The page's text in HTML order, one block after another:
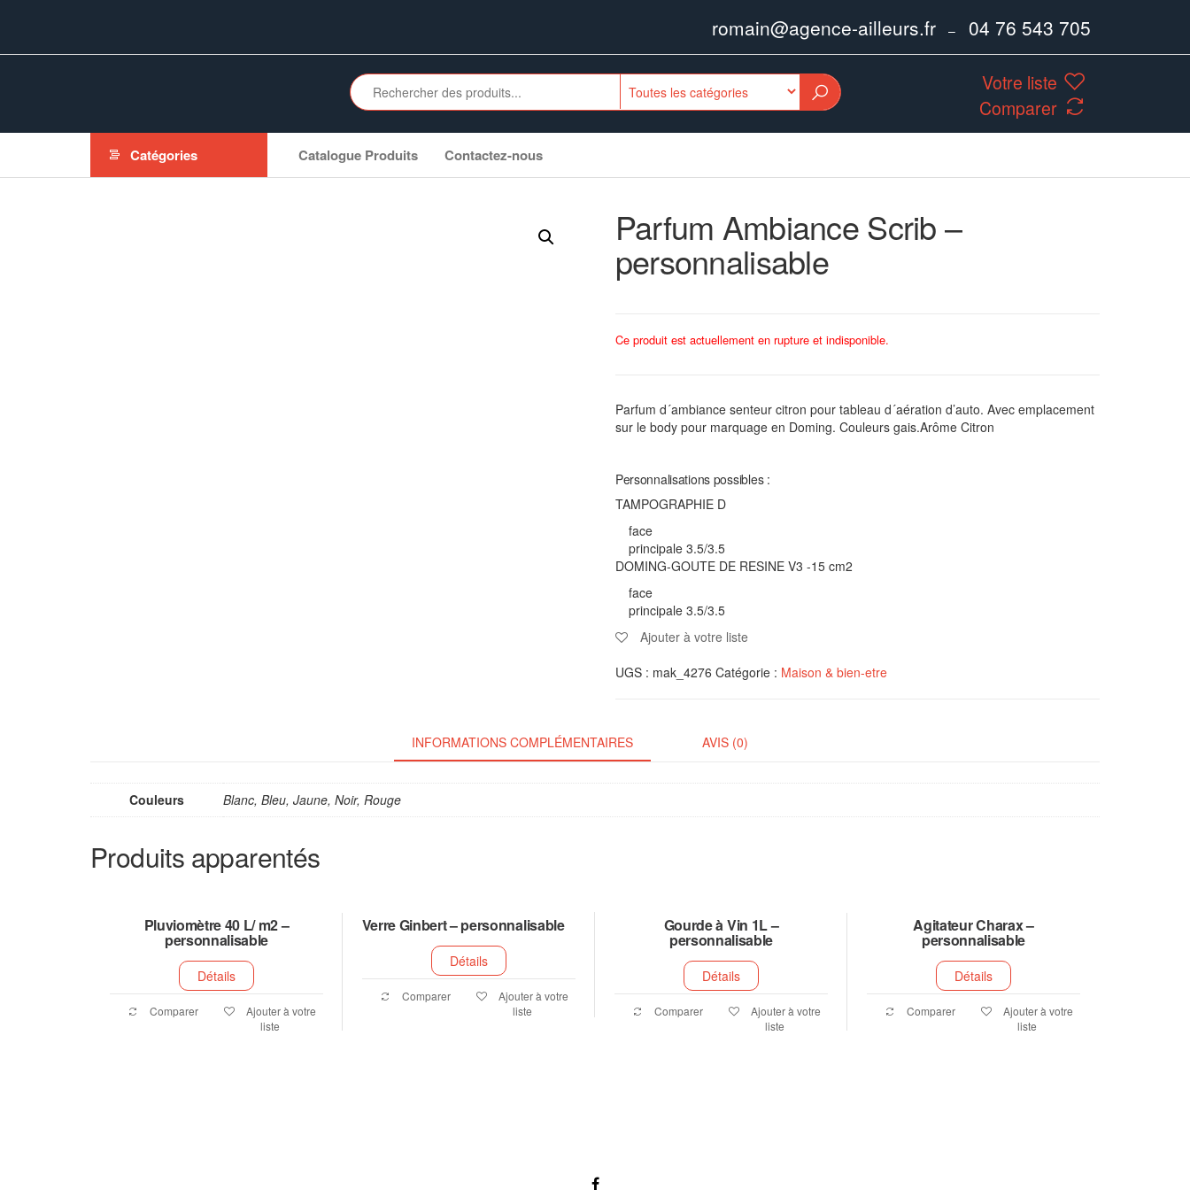
romain@agence-ailleurs.fr – 04 76 543 705
Votre liste
Comparer
Catégories Catalogue Produits Contactez-nous
Parfum Ambiance Scrib –
personnalisable
Ce produit est actuellement en rupture et indisponible.
Parfum d´ambiance senteur citron pour tableau d´aération d’auto. Avec emplacement
sur le body pour marquage en Doming. Couleurs gais.Arôme Citron
Personnalisations possibles :
TAMPOGRAPHIE D
face
principale 3.5/3.5
DOMING-GOUTE DE RESINE V3 -15 cm2
face
principale 3.5/3.5
Ajouter à votre liste
UGS : mak_4276 Catégorie : Maison & bien-etre
INFORMATIONS COMPLÉMENTAIRES AVIS (0)
Couleurs Blanc, Bleu, Jaune, Noir, Rouge
Produits apparentés
Pluviomètre 40 L/ m2 –
personnalisable
Détails
Comparer
Ajouter à votre
liste
Verre Ginbert – personnalisable
Détails
Comparer
Ajouter à votre
liste
Gourde à Vin 1L –
personnalisable
Détails
Comparer
Ajouter à votre
liste
Agitateur Charax –
personnalisable
Détails
Comparer
Ajouter à votre
liste